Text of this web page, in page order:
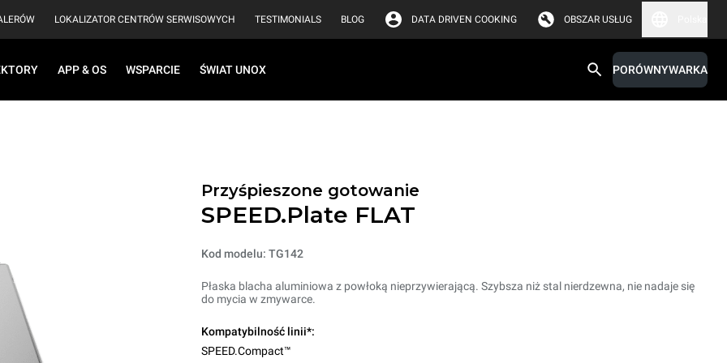
LOKALIZATOR CENTRÓW SERWISOWYCH TESTIMONIALS BLOG DATA DRIVEN COOKING OBSZAR USŁUG
APP & OS WSPARCIE ŚWIAT UNOX PORÓWNYWARKA
Przyśpieszone gotowanie
SPEED.Plate FLAT
Kod modelu: TG142
Płaska blacha aluminiowa z powłoką nieprzywierającą. Szybsza niż stal nierdzewna, nie nadaje się
do mycia w zmywarce.
Kompatybilność linii*:
SPEED.Compact™